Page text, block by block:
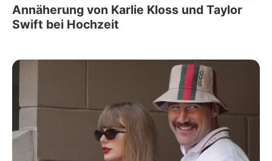
Annäherung von Karlie Kloss und Taylor
Swift bei Hochzeit